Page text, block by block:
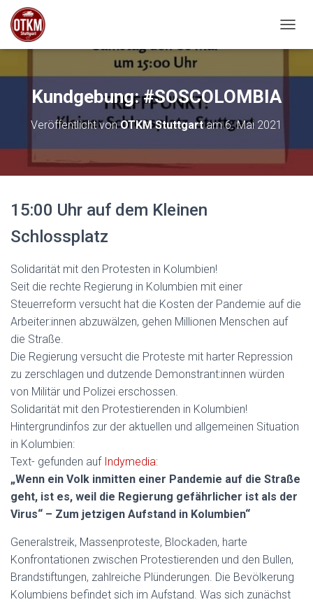
Kundgebung: #SOSCOLOMBIA
Veröffentlicht vonOTKM Stuttgartam6. Mai 2021
15:00 Uhr auf dem Kleinen
Schlossplatz
Solidarität mit den Protesten in Kolumbien!
Seit die rechte Regierung in Kolumbien mit einer
Steuerreform versucht hat die Kosten der Pandemie auf die
Arbeiter:innen abzuwälzen, gehen Millionen Menschen auf
die Straße.
Die Regierung versucht die Proteste mit harter Repression
zu zerschlagen und dutzende Demonstrant:innen würden
von Militär und Polizei erschossen.
Solidarität mit den Protestierenden in Kolumbien!
Hintergrundinfos zur der aktuellen und allgemeinen Situation
in Kolumbien:
Text- gefunden auf Indymedia:
„Wenn ein Volk inmitten einer Pandemie auf die Straße
geht, ist es, weil die Regierung gefährlicher ist als der
Virus“ – Zum jetzigen Aufstand in Kolumbien“
Generalstreik, Massenproteste, Blockaden, harte
Konfrontationen zwischen Protestierenden und den Bullen,
Brandstiftungen, zahlreiche Plünderungen. Die Bevölkerung
Kolumbiens befindet sich im Aufstand. Was sich zunächst